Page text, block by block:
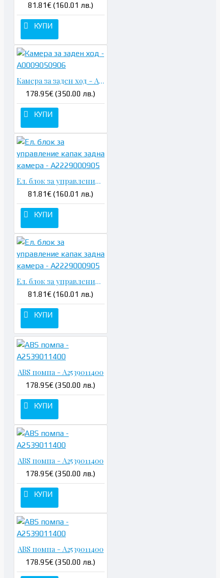
81.81€ (160.01 лв.)
КУПИ
Камера за заден ход - A0009050906
178.95€ (350.00 лв.)
КУПИ
Ел. блок за управление капак задна камера - A2229000905
81.81€ (160.01 лв.)
КУПИ
Ел. блок за управление капак задна камера - A2229000905
81.81€ (160.01 лв.)
КУПИ
ABS помпа - A2539011400
178.95€ (350.00 лв.)
КУПИ
ABS помпа - A2539011400
178.95€ (350.00 лв.)
КУПИ
ABS помпа - A2539011400
178.95€ (350.00 лв.)